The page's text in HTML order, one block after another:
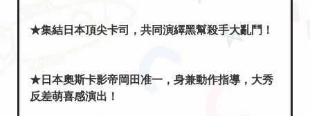
★集結日本頂尖卡司，共同演繹黑幫殺手大亂鬥！
★日本奧斯卡影帝岡田准一，身兼動作指導，大秀
反差萌喜感演出！